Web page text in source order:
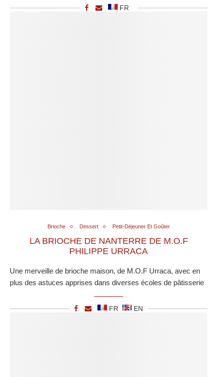
FR
Brioche Dessert Petit-Déjeuner Et Goûter
LA BRIOCHE DE NANTERRE DE M.O.F
PHILIPPE URRACA
Une merveille de brioche maison, de M.O.F Urraca, avec en
plus des astuces apprises dans diverses écoles de pâtisserie
FR EN